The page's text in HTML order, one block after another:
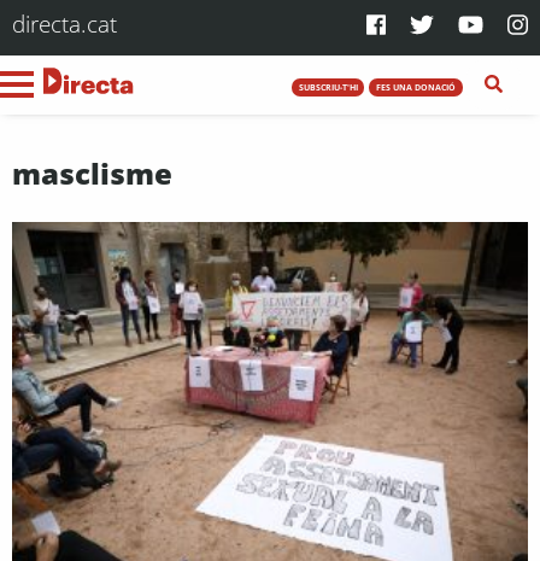
directa.cat
SUBSCRIU-T'HI FES UNA DONACIÓ
masclisme